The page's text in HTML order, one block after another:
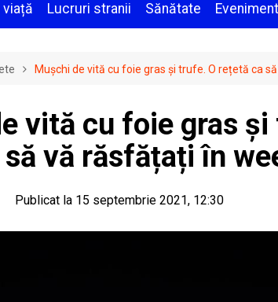
viață Lucruri stranii Sănătate
Mușchi de vită cu foie gras și trufe. O rețetă ca
vită cu foie gras și
vă răsfățați în
Publicat la 15 septembrie 2021, 12:30